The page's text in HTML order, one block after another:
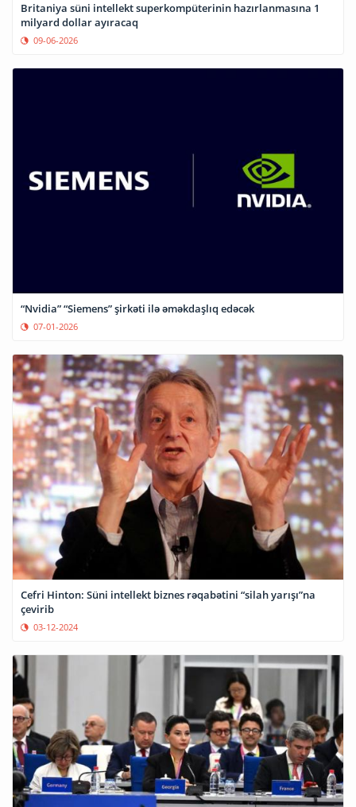
Britaniya süni intellekt superkompüterinin hazırlanmasına 1
milyard dollar ayıracaq
09-06-2026
“Nvidia” “Siemens” şirkəti ilə əməkdaşlıq edəcək
07-01-2026
Cefri Hinton: Süni intellekt biznes rəqabətini “silah yarışı”na
çevirib
03-12-2024